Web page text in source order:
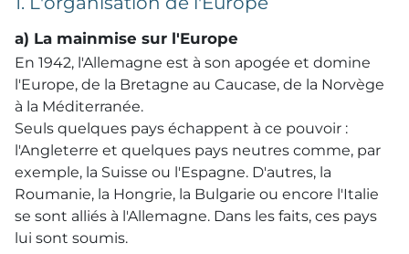
a) La mainmise sur l'Europe
En 1942, l'Allemagne est à son apogée et domine
l'Europe, de la Bretagne au Caucase, de la Norvège
à la Méditerranée.
Seuls quelques pays échappent à ce pouvoir :
l'Angleterre et quelques pays neutres comme, par
exemple, la Suisse ou l'Espagne. D'autres, la
Roumanie, la Hongrie, la Bulgarie ou encore l'Italie
se sont alliés à l'Allemagne. Dans les faits, ces pays
lui sont soumis.